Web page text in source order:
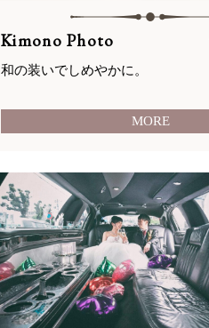
Kimono Photo
和の装いでしめやかに。
MORE